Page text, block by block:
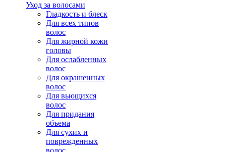
Уход за волосами
Гладкость и блеск
Для всех типов
волос
Для жирной кожи
головы
Для ослабленных
волос
Для окрашенных
волос
Для вьющихся
волос
Для придания
объема
Для сухих и
поврежденных
волос